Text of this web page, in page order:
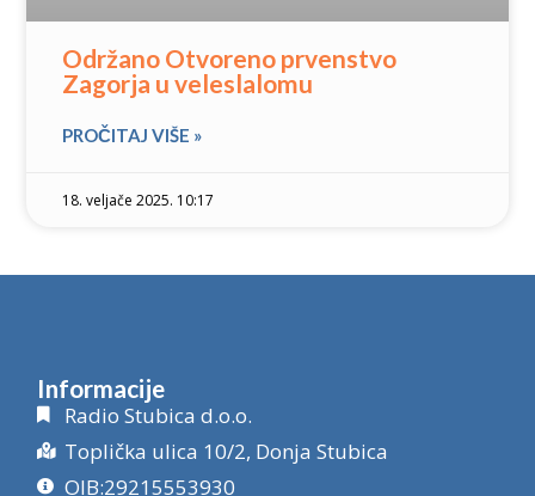
Održano Otvoreno prvenstvo
Zagorja u veleslalomu
PROČITAJ VIŠE »
18. veljače 2025. 10:17
Informacije
Radio Stubica d.o.o.
Toplička ulica 10/2, Donja Stubica
OIB:29215553930